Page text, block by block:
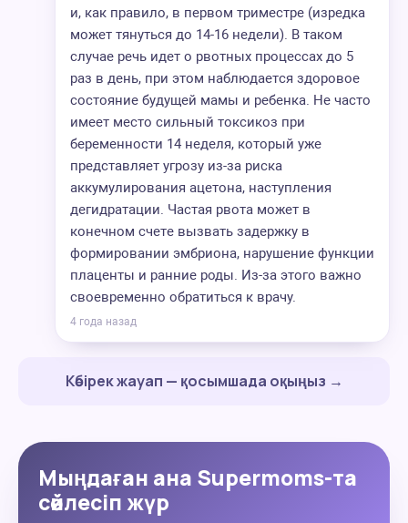
и, как правило, в первом триместре (изредка
может тянуться до 14-16 недели). В таком
случае речь идет о рвотных процессах до 5
раз в день, при этом наблюдается здоровое
состояние будущей мамы и ребенка. Не часто
имеет место сильный токсикоз при
беременности 14 неделя, который уже
представляет угрозу из-за риска
аккумулирования ацетона, наступления
дегидратации. Частая рвота может в
конечном счете вызвать задержку в
формировании эмбриона, нарушение функции
плаценты и ранние роды. Из-за этого важно
своевременно обратиться к врачу.
4 года назад
Көбірек жауап — қосымшада оқыңыз →
Мыңдаған ана Supermoms-та
сөйлесіп жүр